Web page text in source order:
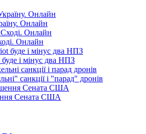
Онлайн
Онлайн
і мінус два НПЗ
санкції і "парад" дронів
Сената США